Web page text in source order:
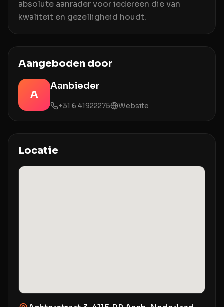
absolute aanrader voor iedereen die van
kwaliteit en gezelligheid houdt.
Aangeboden door
A
Aanbieder
+31 6 41922275 Website
Locatie